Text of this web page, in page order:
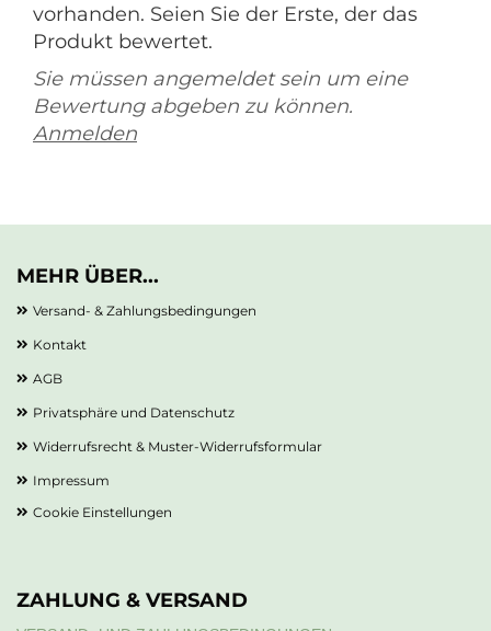
vorhanden. Seien Sie der Erste, der das
Produkt bewertet.
Sie müssen angemeldet sein um eine
Bewertung abgeben zu können.
Anmelden
MEHR ÜBER...
Versand- & Zahlungsbedingungen
Kontakt
AGB
Privatsphäre und Datenschutz
Widerrufsrecht & Muster-Widerrufsformular
Impressum
Cookie Einstellungen
ZAHLUNG & VERSAND